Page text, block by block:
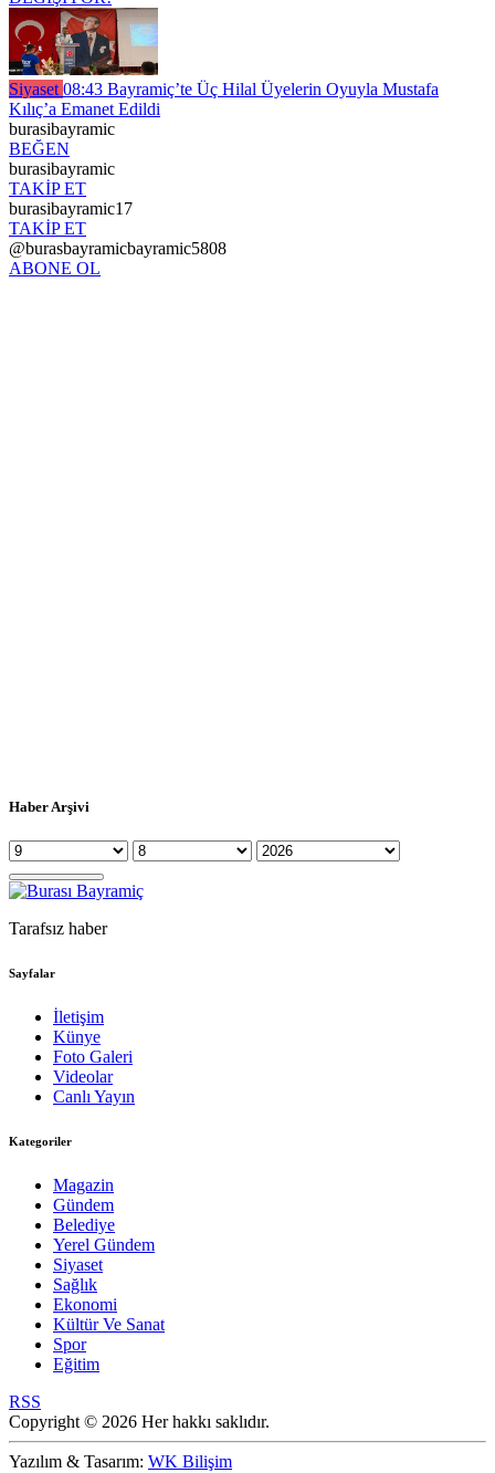
Siyaset 08:43 Bayramiç’te Üç Hilal Üyelerin Oyuyla Mustafa
Kılıç’a Emanet Edildi
burasibayramic
BEĞEN
burasibayramic
TAKİP ET
burasibayramic17
TAKİP ET
@burasbayramicbayramic5808
ABONE OL
Haber Arşivi
Tarafsız haber
Sayfalar
İletişim
Künye
Foto Galeri
Videolar
Canlı Yayın
Kategoriler
Magazin
Gündem
Belediye
Yerel Gündem
Siyaset
Sağlık
Ekonomi
Kültür Ve Sanat
Spor
Eğitim
RSS
Copyright © 2026 Her hakkı saklıdır.
Yazılım & Tasarım: WK Bilişim